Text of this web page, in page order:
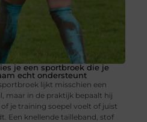
je een sportbroek die je
echt ondersteunt
lijkt misschien een
maar in de praktijk bepaalt hij
of je training soepel voelt of juist
Een knellende tailleband, stof